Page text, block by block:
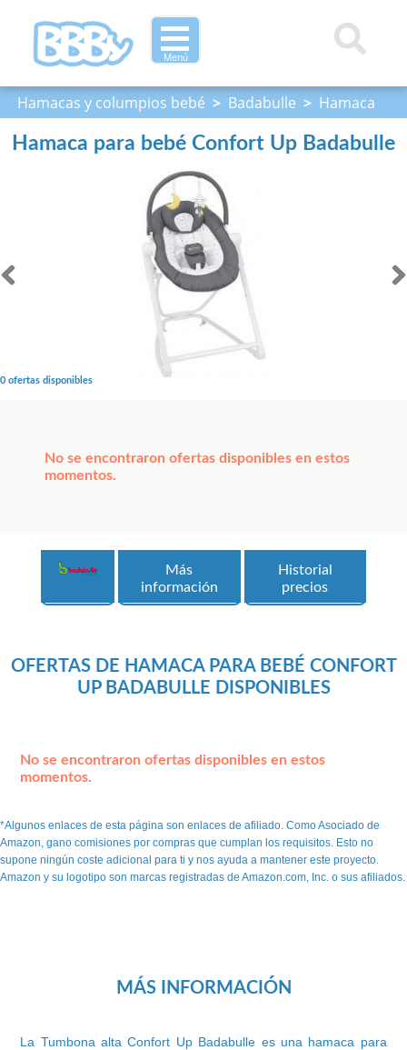
Menú
Hamacas y columpios bebé > Badabulle > Hamaca
para bebé Confort Up Badabulle
Hamaca para bebé Confort Up Badabulle
0 ofertas disponibles
No se encontraron ofertas disponibles en estos
momentos.
Más
información
Historial
precios
OFERTAS DE HAMACA PARA BEBÉ CONFORT
UP BADABULLE DISPONIBLES
No se encontraron ofertas disponibles en estos
momentos.
*Algunos enlaces de esta página son enlaces de afiliado. Como Asociado de
Amazon, gano comisiones por compras que cumplan los requisitos. Esto no
supone ningún coste adicional para ti y nos ayuda a mantener este proyecto.
Amazon y su logotipo son marcas registradas de Amazon.com, Inc. o sus afiliados.
MÁS INFORMACIÓN
La Tumbona alta Confort Up Badabulle es una hamaca para